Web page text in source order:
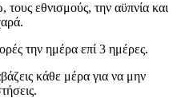
εθνισμούς, την αϋπνία και
την ημέρα επί 3 ημέρες.
κάθε μέρα για να μην